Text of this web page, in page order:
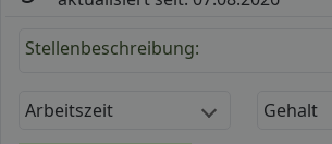
Stellenbeschreibung:
Arbeitszeit Gehalt